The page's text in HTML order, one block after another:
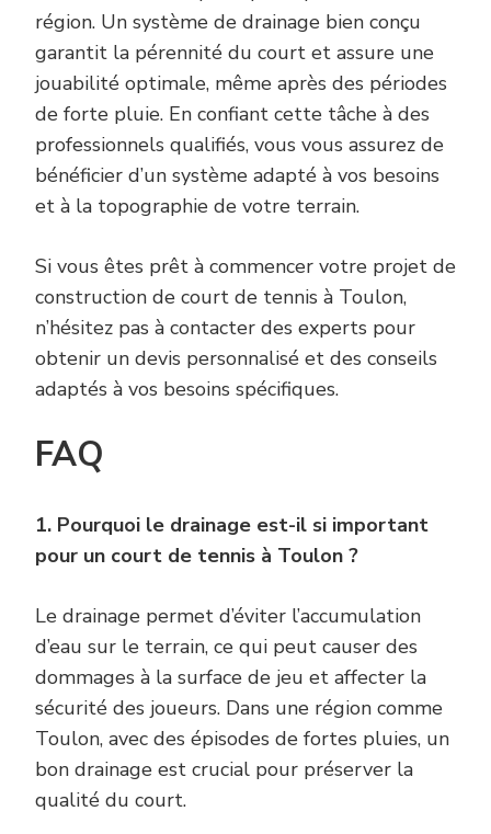
région. Un système de drainage bien conçu
garantit la pérennité du court et assure une
jouabilité optimale, même après des périodes
de forte pluie. En confiant cette tâche à des
professionnels qualifiés, vous vous assurez de
bénéficier d’un système adapté à vos besoins
et à la topographie de votre terrain.
Si vous êtes prêt à commencer votre projet de
construction de court de tennis à Toulon,
n’hésitez pas à contacter des experts pour
obtenir un devis personnalisé et des conseils
adaptés à vos besoins spécifiques.
FAQ
1. Pourquoi le drainage est-il si important
pour un court de tennis à Toulon ?
Le drainage permet d’éviter l’accumulation
d’eau sur le terrain, ce qui peut causer des
dommages à la surface de jeu et affecter la
sécurité des joueurs. Dans une région comme
Toulon, avec des épisodes de fortes pluies, un
bon drainage est crucial pour préserver la
qualité du court.